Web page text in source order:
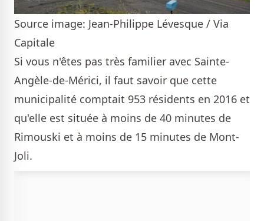
Source image: Jean-Philippe Lévesque / Via
Capitale
Si vous n'êtes pas très familier avec Sainte-
Angèle-de-Mérici, il faut savoir que cette
municipalité comptait 953 résidents en 2016 et
qu'elle est située à moins de 40 minutes de
Rimouski et à moins de 15 minutes de Mont-
Joli.